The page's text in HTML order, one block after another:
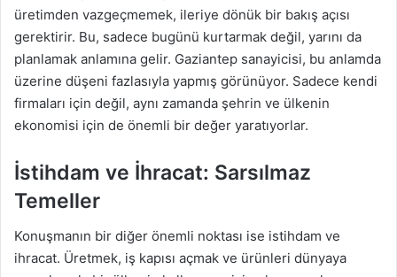
üretimden vazgeçmemek, ileriye dönük bir bakış açısı
gerektirir. Bu, sadece bugünü kurtarmak değil, yarını da
planlamak anlamına gelir. Gaziantep sanayicisi, bu anlamda
üzerine düşeni fazlasıyla yapmış görünüyor. Sadece kendi
firmaları için değil, aynı zamanda şehrin ve ülkenin
ekonomisi için de önemli bir değer yaratıyorlar.
İstihdam ve İhracat: Sarsılmaz
Temeller
Konuşmanın bir diğer önemli noktası ise istihdam ve
ihracat. Üretmek, iş kapısı açmak ve ürünleri dünyaya